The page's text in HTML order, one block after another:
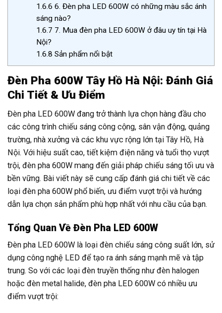
1.6.6 6. Đèn pha LED 600W có những màu sắc ánh
sáng nào?
1.6.7 7. Mua đèn pha LED 600W ở đâu uy tín tại Hà
Nội?
1.6.8 Sản phẩm nổi bật
Đèn Pha 600W Tây Hồ Hà Nội: Đánh Giá
Chi Tiết & Ưu Điểm
Đèn pha LED 600W đang trở thành lựa chọn hàng đầu cho
các công trình chiếu sáng công cộng, sân vận động, quảng
trường, nhà xưởng và các khu vực rộng lớn tại Tây Hồ, Hà
Nội. Với hiệu suất cao, tiết kiệm điện năng và tuổi thọ vượt
trội, đèn pha 600W mang đến giải pháp chiếu sáng tối ưu và
bền vững. Bài viết này sẽ cung cấp đánh giá chi tiết về các
loại đèn pha 600W phổ biến, ưu điểm vượt trội và hướng
dẫn lựa chọn sản phẩm phù hợp nhất với nhu cầu của bạn.
Tổng Quan Về Đèn Pha LED 600W
Đèn pha LED 600W là loại đèn chiếu sáng công suất lớn, sử
dụng công nghệ LED để tạo ra ánh sáng mạnh mẽ và tập
trung. So với các loại đèn truyền thống như đèn halogen
hoặc đèn metal halide, đèn pha LED 600W có nhiều ưu
điểm vượt trội: